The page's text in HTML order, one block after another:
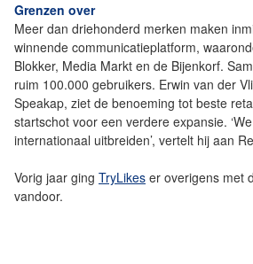
Grenzen over
Meer dan driehonderd merken maken
winnende communicatieplatform,
Blokker, Media Markt en de Bijenkorf.
ruim 100.000 gebruikers. Erwin van der
Speakap, ziet de benoeming tot beste
startschot voor een verdere expansie.
internationaal uitbreiden’, vertelt hij aan
Vorig jaar ging TryLikes er overigens met
vandoor.